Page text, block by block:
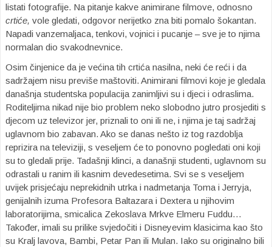
listati fotografije. Na pitanje kakve animirane filmove, odnosno
crtiće, vole gledati, odgovor nerijetko zna biti pomalo šokantan.
Napadi vanzemaljaca, tenkovi, vojnici i pucanje – sve je to njima
normalan dio svakodnevnice.
Osim činjenice da je većina tih crtića nasilna, neki će reći i da
sadržajem nisu previše maštoviti. Animirani filmovi koje je gledala
današnja studentska populacija zanimljivi su i djeci i odraslima.
Roditeljima nikad nije bio problem neko slobodno jutro prosjediti s
djecom uz televizor jer, priznali to oni ili ne, i njima je taj sadržaj
uglavnom bio zabavan. Ako se danas nešto iz tog razdoblja
reprizira na televiziji, s veseljem će to ponovno pogledati oni koji
su to gledali prije. Tadašnji klinci, a današnji studenti, uglavnom su
odrastali u ranim ili kasnim devedesetima. Svi se s veseljem
uvijek prisjećaju neprekidnih utrka i nadmetanja Toma i Jerryja,
genijalnih izuma Profesora Baltazara i Dextera u njihovim
laboratorijima, smicalica Zekoslava Mrkve Elmeru Fuddu…
Također, imali su prilike svjedočiti i Disneyevim klasicima kao što
su Kralj lavova, Bambi, Petar Pan ili Mulan. Iako su originalno bili